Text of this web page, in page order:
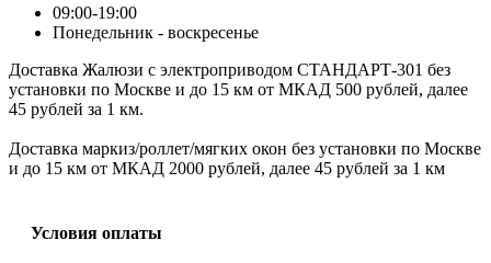
09:00-19:00
Понедельник - воскресенье
Доставка Жалюзи с электроприводом СТАНДАРТ-301 без
установки по Москве и до 15 км от МКАД 500 рублей, далее
45 рублей за 1 км.
Доставка маркиз/роллет/мягких окон без установки по Москве
и до 15 км от МКАД 2000 рублей, далее 45 рублей за 1 км
Условия оплаты